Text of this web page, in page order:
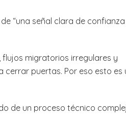
“una señal clara de confianza
flujos migratorios irregulares y
cerrar puertas. Por eso esto es
de un proceso técnico